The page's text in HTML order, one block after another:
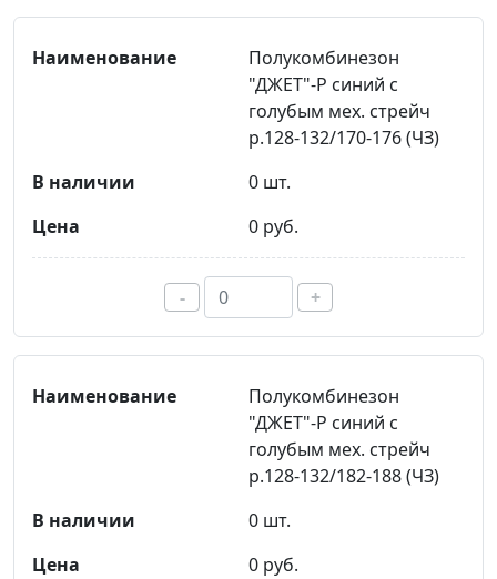
Полукомбинезон
"ДЖЕТ"-Р синий с
голубым мех. стрейч
р.128-132/170-176 (ЧЗ)
0 шт.
0 руб.
- +
Полукомбинезон
"ДЖЕТ"-Р синий с
голубым мех. стрейч
р.128-132/182-188 (ЧЗ)
0 шт.
0 руб.